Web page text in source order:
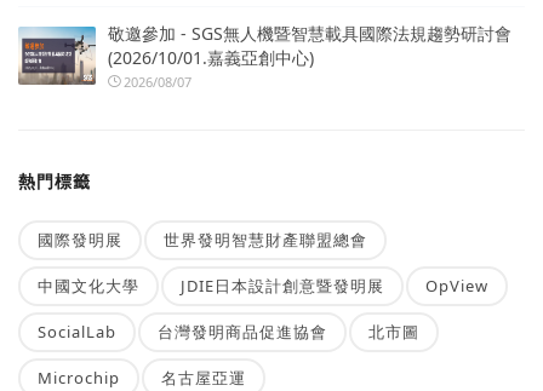
敬邀參加 - SGS無人機暨智慧載具國際法規趨勢研討會
(2026/10/01.嘉義亞創中心)
2026/08/07
熱門標籤
國際發明展 世界發明智慧財產聯盟總會
中國文化大學 JDIE日本設計創意暨發明展 OpView
SocialLab 台灣發明商品促進協會 北市圖
Microchip 名古屋亞運